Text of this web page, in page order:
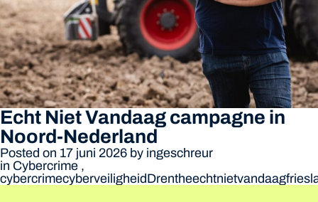
Echt Niet Vandaag campagne in
Noord-Nederland
Posted on 17 juni 2026 by ingeschreur
in Cybercrime ,
cybercrimecyberveiligheidDrentheechtnietvandaag